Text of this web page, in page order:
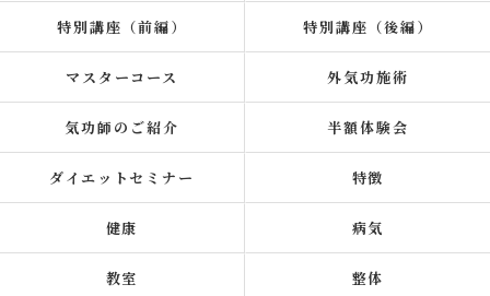
特別講座（前編） 特別講座（後編）
マスターコース 外気功施術
気功師のご紹介 半額体験会
ダイエットセミナー 特徴
健康 病気
教室 整体